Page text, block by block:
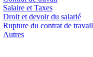
Salaire et Taxes
Droit et devoir du salarié
Rupture du contrat de travail
Autres